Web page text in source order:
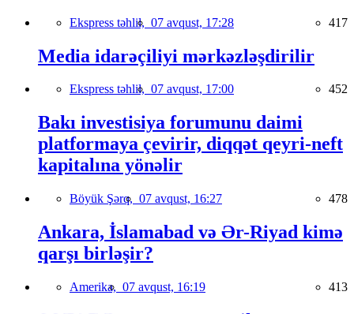
Ekspress təhlil, 07 avqust, 17:28 417
Media idarəçiliyi mərkəzləşdirilir
Ekspress təhlil, 07 avqust, 17:00 452
Bakı investisiya forumunu daimi
platformaya çevirir, diqqət qeyri-neft
kapitalına yönəlir
Böyük Şərq, 07 avqust, 16:27 478
Ankara, İslamabad və Ər-Riyad kimə
qarşı birləşir?
Amerika, 07 avqust, 16:19 413